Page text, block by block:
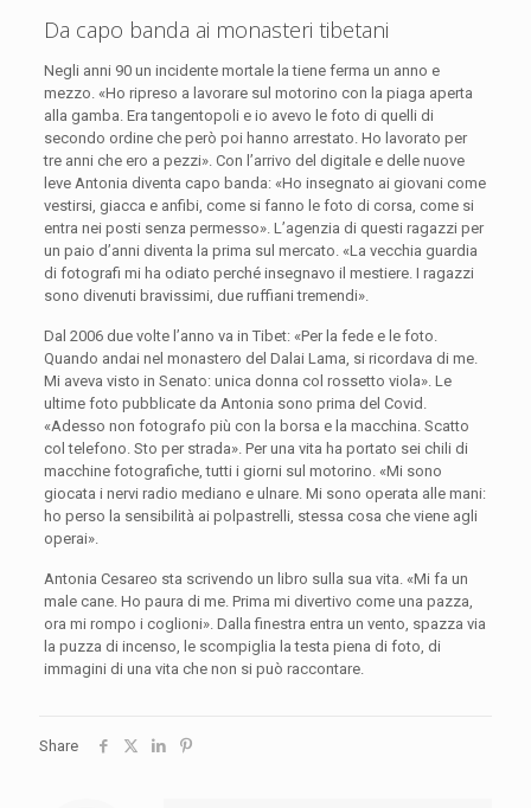
Da capo banda ai monasteri tibetani
Negli anni 90 un incidente mortale la tiene ferma un anno e
mezzo. «Ho ripreso a lavorare sul motorino con la piaga aperta
alla gamba. Era tangentopoli e io avevo le foto di quelli di
secondo ordine che però poi hanno arrestato. Ho lavorato per
tre anni che ero a pezzi». Con l’arrivo del digitale e delle nuove
leve Antonia diventa capo banda: «Ho insegnato ai giovani come
vestirsi, giacca e anfibi, come si fanno le foto di corsa, come si
entra nei posti senza permesso». L’agenzia di questi ragazzi per
un paio d’anni diventa la prima sul mercato. «La vecchia guardia
di fotografi mi ha odiato perché insegnavo il mestiere. I ragazzi
sono divenuti bravissimi, due ruffiani tremendi».
Dal 2006 due volte l’anno va in Tibet: «Per la fede e le foto.
Quando andai nel monastero del Dalai Lama, si ricordava di me.
Mi aveva visto in Senato: unica donna col rossetto viola». Le
ultime foto pubblicate da Antonia sono prima del Covid.
«Adesso non fotografo più con la borsa e la macchina. Scatto
col telefono. Sto per strada». Per una vita ha portato sei chili di
macchine fotografiche, tutti i giorni sul motorino. «Mi sono
giocata i nervi radio mediano e ulnare. Mi sono operata alle mani:
ho perso la sensibilità ai polpastrelli, stessa cosa che viene agli
operai».
Antonia Cesareo sta scrivendo un libro sulla sua vita. «Mi fa un
male cane. Ho paura di me. Prima mi divertivo come una pazza,
ora mi rompo i coglioni». Dalla finestra entra un vento, spazza via
la puzza di incenso, le scompiglia la testa piena di foto, di
immagini di una vita che non si può raccontare.
Share